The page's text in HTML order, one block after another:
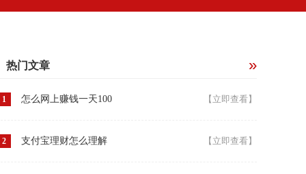
热门文章
1 怎么网上赚钱一天100 【立即查看】
2 支付宝理财怎么理解 【立即查看】